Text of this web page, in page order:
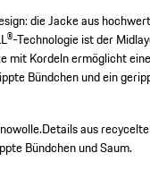
die Jacke aus
Technologie ist der
mit Kordeln ermöglicht
Bündchen und ein
Details aus
Bündchen und Saum.